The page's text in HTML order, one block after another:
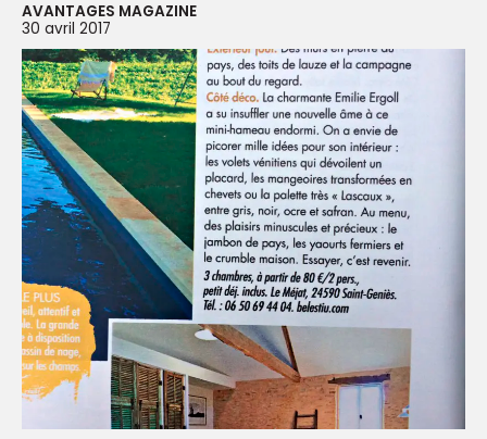
AVANTAGES MAGAZINE
30 avril 2017